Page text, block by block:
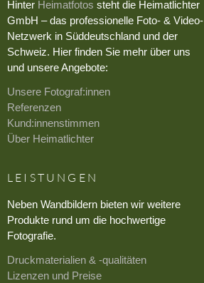
Hinter Heimatfotos steht die Heimatlichter
GmbH – das professionelle Foto- & Video-
Netzwerk in Süddeutschland und der
Schweiz. Hier finden Sie mehr über uns
und unsere Angebote:
Unsere Fotograf:innen
Referenzen
Kund:innenstimmen
Über Heimatlichter
LEISTUNGEN
Neben Wandbildern bieten wir weitere
Produkte rund um die hochwertige
Fotografie.
Druckmaterialien & -qualitäten
Lizenzen und Preise